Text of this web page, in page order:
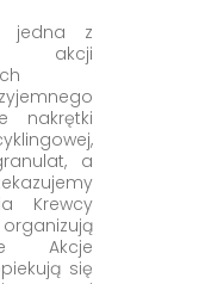
z
akcji
nakrętki
a
Krewcy
organizują
Akcje
się